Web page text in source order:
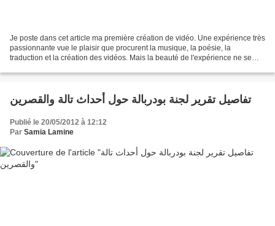
Je poste dans cet article ma première création de vidéo. Une expérience très
passionnante vue le plaisir que procurent la musique, la poésie, la
traduction et la création des vidéos. Mais la beauté de l'expérience ne se
تفاصيل تقرير لجنة بودربالة حول أحداث تالة والقصرين
Publié le 20/05/2012 à 12:12
Par Samia Lamine